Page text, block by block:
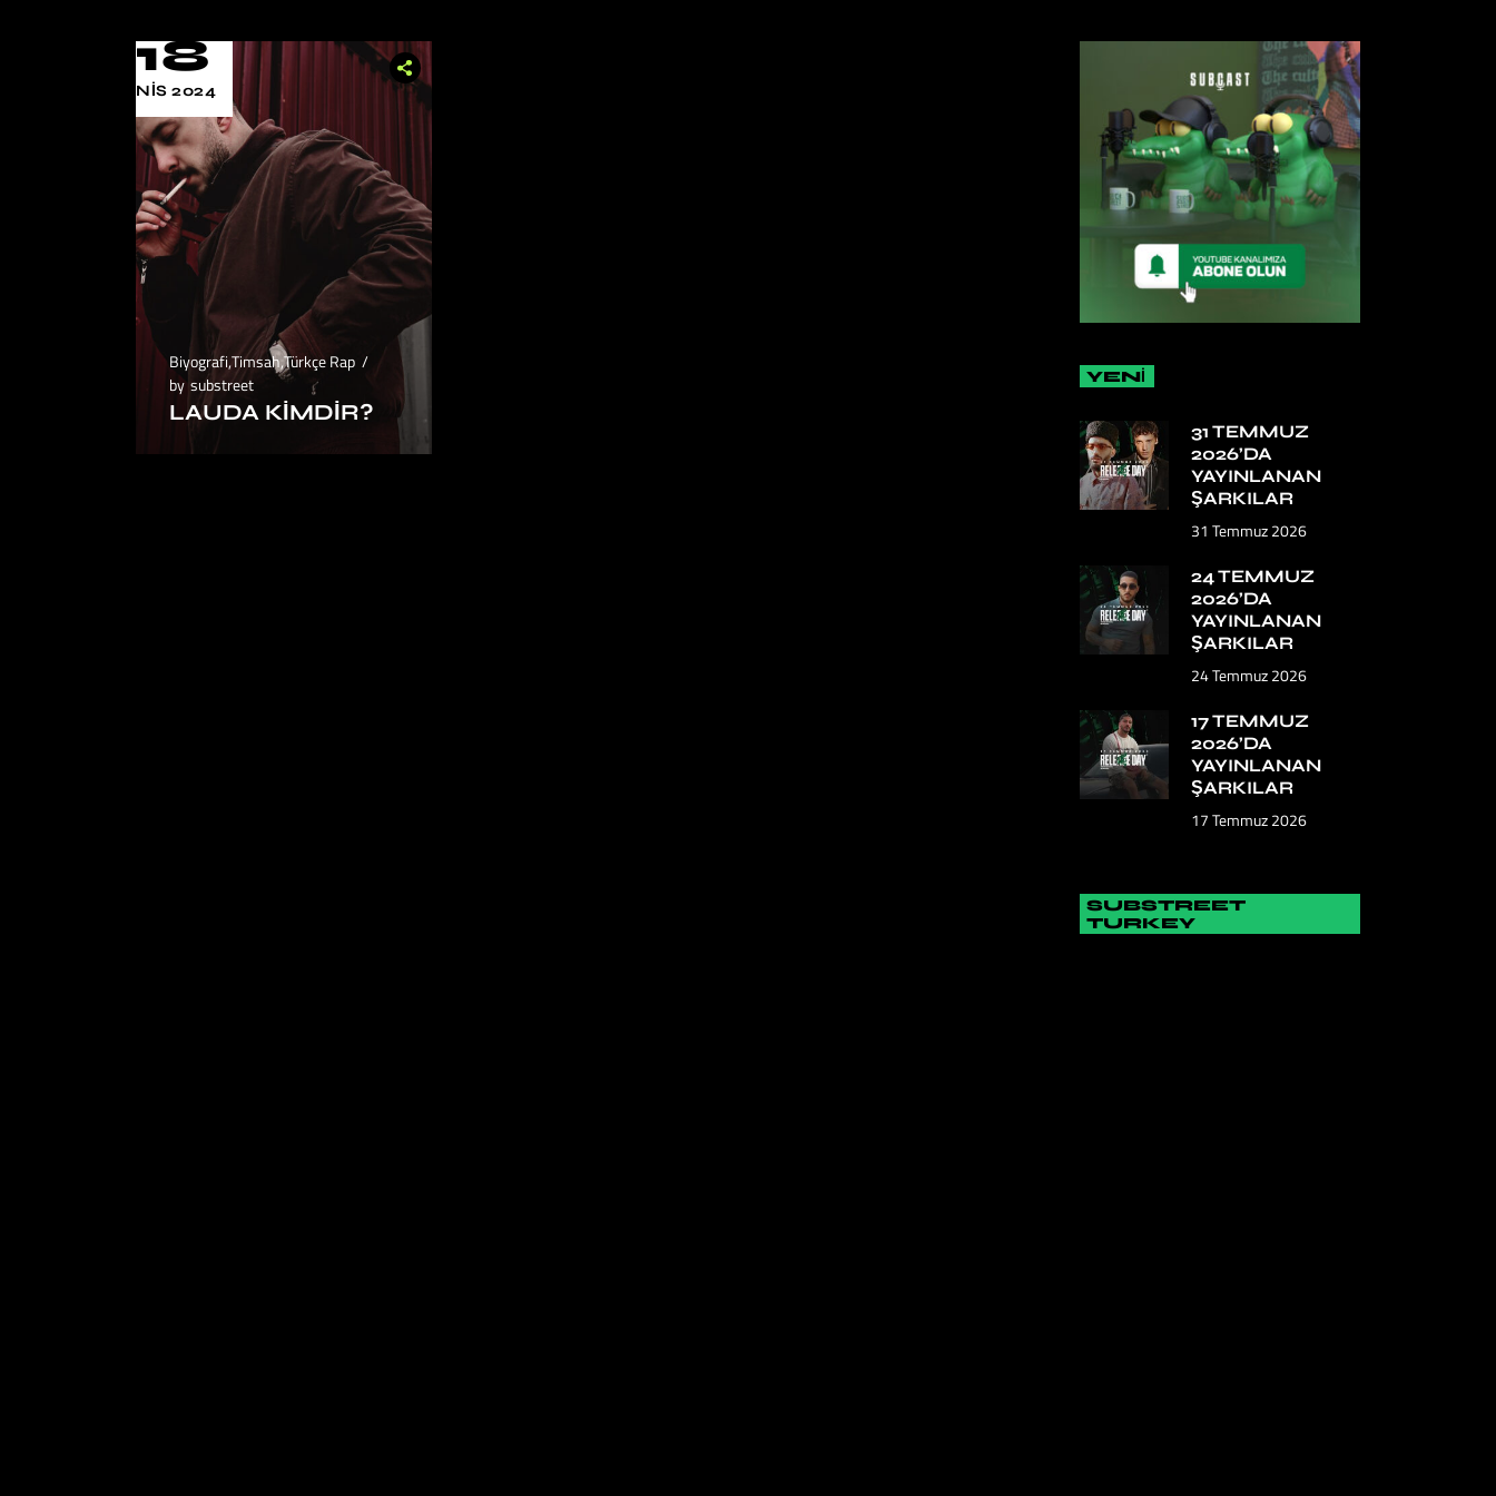
18
NIS 2024
Biyografi,Timsah,Türkçe Rap
by substreet
LAUDA KIMDIR?
YENİ
31 TEMMUZ
2026’DA
YAYINLANAN
ŞARKILAR
31 Temmuz 2026
24 TEMMUZ
2026’DA
YAYINLANAN
ŞARKILAR
24 Temmuz 2026
17 TEMMUZ
2026’DA
YAYINLANAN
ŞARKILAR
17 Temmuz 2026
SUBSTREET
TURKEY